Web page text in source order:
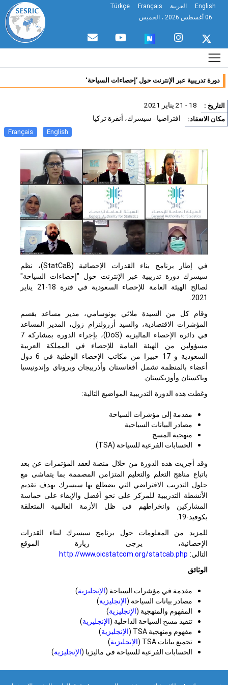
English العربية Français
Türkçe
دورة تدريبية عبر الإنترنت حول ’إحصاءات السياحة‘
: 18 - 21 يناير 2021
الانعقاد: افتراضيا - سيسرك، أنقرة تركيا
English
Français
في إطار برنامج بناء القدرات الإحصائية (StatCaB)، نظم
سيسرك دورة تدريبية عبر الإنترنت حول "إحصاءات السياحة"
لصالح الهيئة العامة للإحصاء السعودية في فترة 18-21 يناير
2021.
وقام كل من السيدة ملاثي بونوسامي، مدير مساعد بقسم
المؤشرات الاقتصادية، والسيد أزرولنزام زول، المدير المساعد
في دائرة الإحصاء الماليزية (DoS)، بإجراء الدورة بمشاركة 7
مسؤولين من الهيئة العامة للإحصاء في المملكة العربية
السعودية و 17 خبيرا من مكاتب الإحصاء الوطنية في 6 دول
أعضاء بالمنظمة تشمل أفغانستان وأذربيجان وبروناي وإندونيسيا
وباكستان وأوزبكستان.
وغطت هذه الدورة التدريبية المواضيع التالية:
مقدمة إلى مؤشرات السياحة
مصادر البيانات السياحية
منهجية المسح
الحسابات الفرعية للسياحة (TSA
)
وقد أجريت هذه الدورة من خلال منصة لعقد المؤتمرات عن بعد
باتباع مناهج التعلم والتعليم المتزامن المصممة بما يتماشى مع
حلول التدريب الافتراضي التي يضطلع بها سيسرك بهدف تقديم
الأنشطة التدريبية للمركز على نحو أفضل والإبقاء على حماسة
المشاركين وانخراطهم في ظل الأزمة العالمية المتعلقة
بكوفيد-19.
للمزيد من المعلومات حول برنامج سيسرك لبناء القدرات
الإحصائية، يرجى زيارة الموقع
التالي:http://www.oicstatcom.org/statcab.php
الوثائق
مقدمة في مؤشرات السياحة (الإنجليزية )
مصادر بيانات السياحة (الإنجليزية )
المفهوم والمنهجية (الإنجليزية )
تنفيذ مسح السياحة الداخلية (الإنجليزية )
مفهوم ومنهجية TSA (
الإنجليزية )
تجميع بيانات TSA (
الإنجليزية )
الحسابات الفرعية للسياحة في ماليزيا (الإنجليزية )